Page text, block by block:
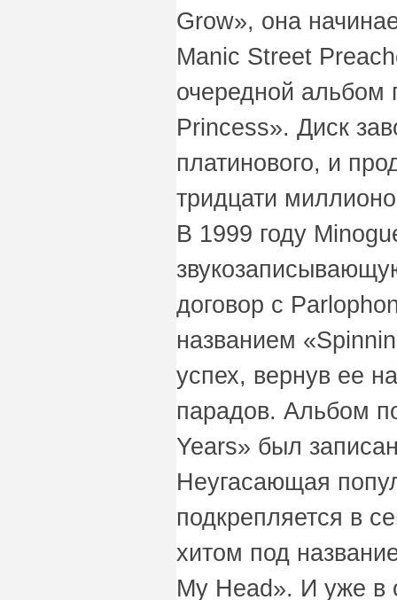
Grow», она
Manic Street
очередной альбом
Princess». Диск
платинового, и
тридцати
В 1999 году
договор с
названием
успех, вернув ее
парадов. Альбом
Years» был
Неугасающая
подкрепляется в
хитом под
My Head». И уже в